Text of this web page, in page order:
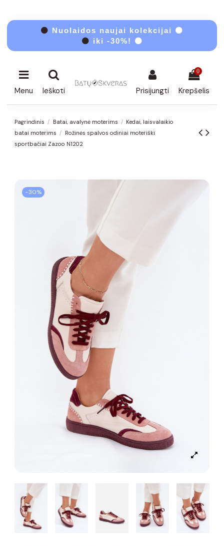
⚫ Nuolaidos naujai kolekcijai ⚫
⚫ iki -30%! ⚫
Menu Ieškoti Prisijungti
0
Krepšelis
Pagrindinis Batai, avalynė moterims
Kedai, laisvalaikio
batai moterims
Rožinės spalvos odiniai moteriški
sportbačiai Zazoo N1202
−30%